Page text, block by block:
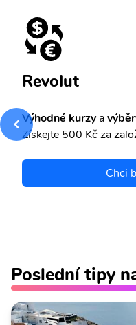
Revolut
Výhodné kurzya
Získejte 500 Kč za
Chci
Poslední tipy